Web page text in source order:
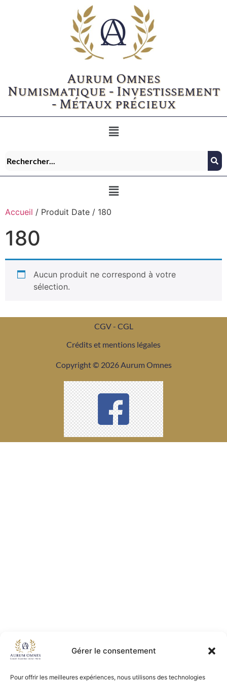
Gérer le consentement
Pour offrir les meilleures expériences, nous utilisons des technologies
Aurum Omnes
Numismatique - Investissement
- Métaux précieux
Accueil / Produit Date / 180
180
Aucun produit ne correspond à votre
sélection.
CGV - CGL
Crédits et mentions légales
Copyright © 2026 Aurum Omnes